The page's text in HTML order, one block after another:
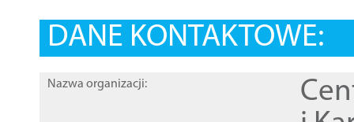
DANE KONTAKTOWE:
Nazwa organizacji: